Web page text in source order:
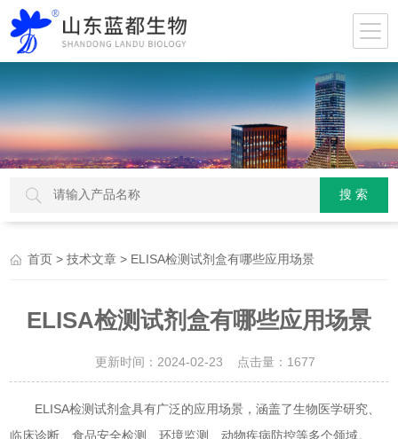
首页 >技术文章 > ELISA检测试剂盒有哪些应用场景
ELISA检测试剂盒有哪些应用场景
更新时间：2024-02-23 点击量： 1677
ELISA检测试剂盒具有广泛的应用场景，涵盖了生物医学研究、
临床诊断、食品安全检测、环境监测、动物疾病防控等多个领域。